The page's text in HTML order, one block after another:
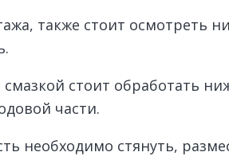
также стоит осмотреть
стоит обработать
части.
необходимо стянуть,